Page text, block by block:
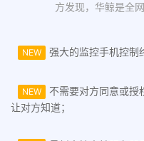
方发现，华鲸是全
NEW 强大的监控手机控制
NEW
不需要对方同意或授
让对方知道；